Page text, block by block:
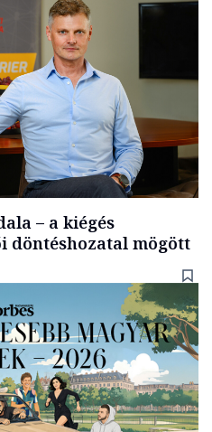
– a kiégés
döntéshozatal mögött